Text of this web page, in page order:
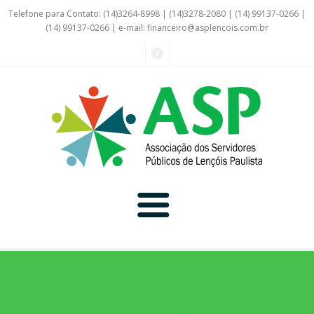
Telefone para Contato: (14)3264-8998 | (14)3278-2080 | (14) 99137-0266 |
(14) 99137-0266 | e-mail: financeiro@asplencois.com.br
Convênio Online